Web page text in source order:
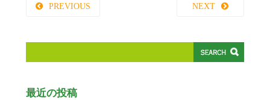
PREVIOUS NEXT
最近の投稿